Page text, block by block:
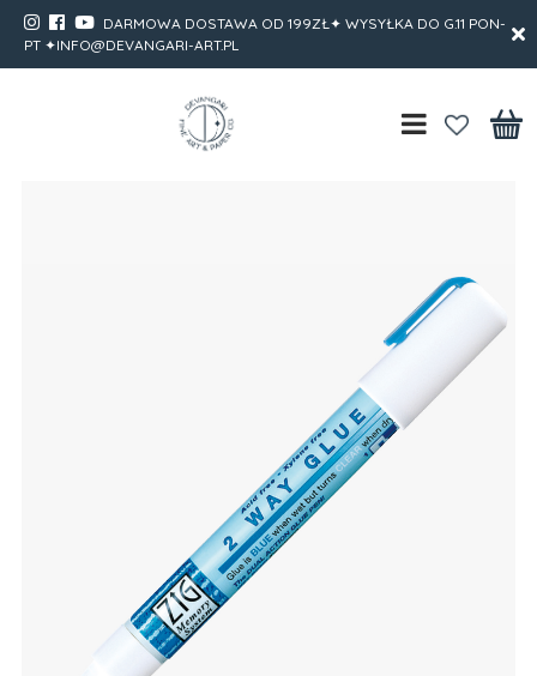
DARMOWA DOSTAWA OD 199ZŁ✦ WYSYŁKA DO G.11 PON-
PT ✦INFO@DEVANGARI-ART.PL